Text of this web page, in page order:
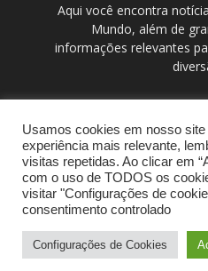
Aqui você encontra
Mundo, além de
informações relevantes
Contato:
© Portal de
Usamos cookies em nosso
experiência mais relevante,
visitas repetidas. Ao clicar em
com o uso de TODOS os
visitar "Configurações de
consentimento controlado
Configurações de Cookies